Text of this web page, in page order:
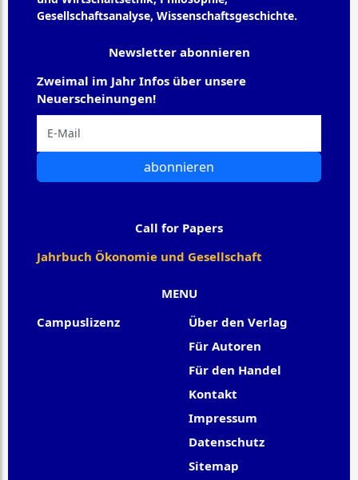
Gesellschaftsanalyse, Wissenschaftsgeschichte.
MENU
Campuslizenz
Über den Verlag
Für Autoren
Für den Handel
Kontakt
Impressum
Datenschutz
Sitemap
Newsletter abonnieren
Zweimal im Jahr Infos über unsere
Neuerscheinungen!
abonnieren
Call for Papers
Jahrbuch Ökonomie und Gesellschaft